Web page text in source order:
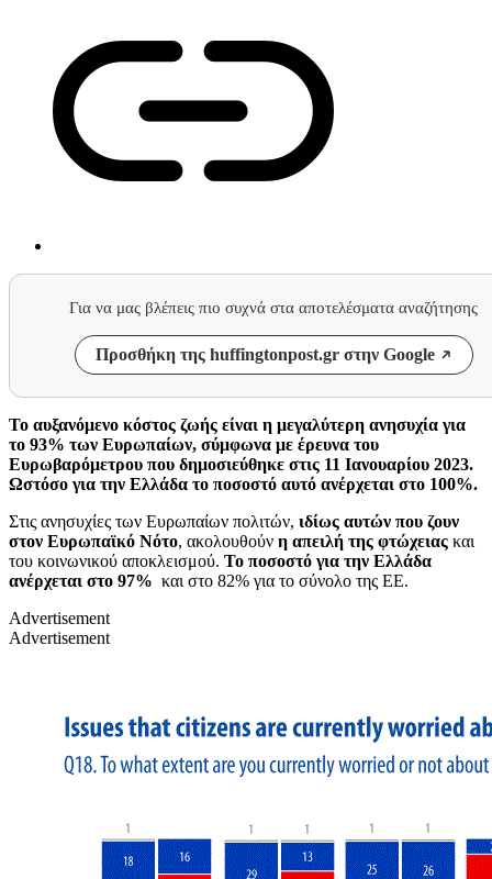
Για να μας βλέπεις πιο συχνά στα αποτελέσματα αναζήτησης
Προσθήκη της huffingtonpost.gr στην Google
Το αυξανόμενο κόστος ζωής είναι η μεγαλύτερη ανησυχία για
το 93% των Ευρωπαίων, σύμφωνα με έρευνα του
Ευρωβαρόμετρου που δημοσιεύθηκε στις 11 Ιανουαρίου 2023.
Ωστόσο για την Ελλάδα το ποσοστό αυτό ανέρχεται στο 100%.
Στις ανησυχίες των Ευρωπαίων πολιτών, ιδίως αυτών που ζουν
στον Ευρωπαϊκό Νότο, ακολουθούν η απειλή της φτώχειας και
του κοινωνικού αποκλεισμού. Το ποσοστό για την Ελλάδα
ανέρχεται στο 97% και στο 82% για το σύνολο της ΕΕ.
Advertisement
Advertisement